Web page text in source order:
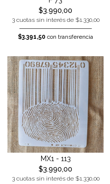
$3.990,00
3 cuotas sin interés de $1.330,00
$3.391,50 con transferencia
MX1 - 113
$3.990,00
3 cuotas sin interés de $1.330,00